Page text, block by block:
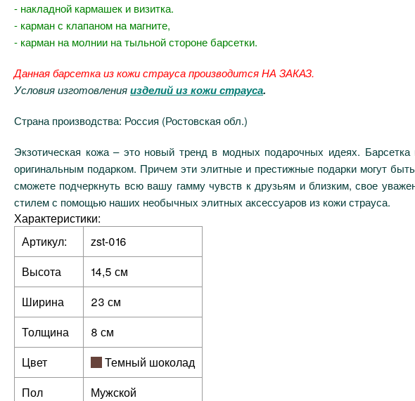
- накладной кармашек и визитка.
- карман с клапаном на магните,
- карман на молнии на тыльной стороне барсетки.
Данная барсетка из кожи страуса производится НА ЗАКАЗ.
Условия изготовленияизделий из кожи страуса.
Страна производства: Россия (Ростовская обл.)
Экзотическая кожа – это новый тренд в модных подарочных идеях.
оригинальным подарком. Причем эти элитные и престижные подарки могут
сможете подчеркнуть всю вашу гамму чувств к друзьям и близким, свое
стилем с помощью наших необычных элитных аксессуаров из кожи страуса.
Характеристики:
Артикул:
zst-016
Высота
14,5 см
Ширина
23 см
Толщина
8 см
Цвет
Темный шоколад
Пол
Мужской